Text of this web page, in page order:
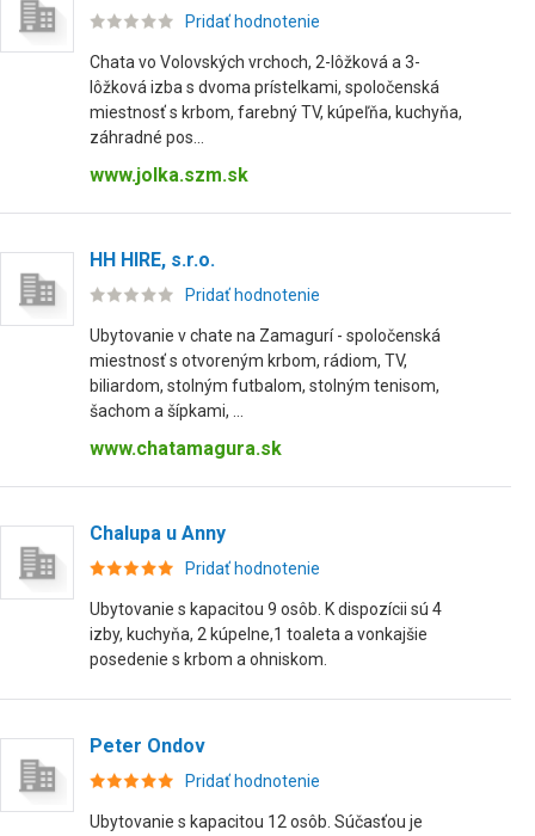
Pridať hodnotenie
Chata vo Volovských vrchoch, 2-lôžková a 3-
lôžková izba s dvoma prístelkami, spoločenská
miestnosť s krbom, farebný TV, kúpeľňa, kuchyňa,
záhradné pos...
www.jolka.szm.sk
HH HIRE, s.r.o.
Pridať hodnotenie
Ubytovanie v chate na Zamagurí - spoločenská
miestnosť s otvoreným krbom, rádiom, TV,
biliardom, stolným futbalom, stolným tenisom,
šachom a šípkami, ...
www.chatamagura.sk
Chalupa u Anny
Pridať hodnotenie
Ubytovanie s kapacitou 9 osôb. K dispozícii sú 4
izby, kuchyňa, 2 kúpelne,1 toaleta a vonkajšie
posedenie s krbom a ohniskom.
Peter Ondov
Pridať hodnotenie
Ubytovanie s kapacitou 12 osôb. Súčasťou je